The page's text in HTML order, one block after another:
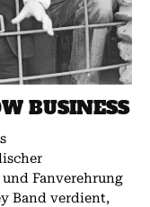
BUSINESS
Fanverehrung
Band verdient,